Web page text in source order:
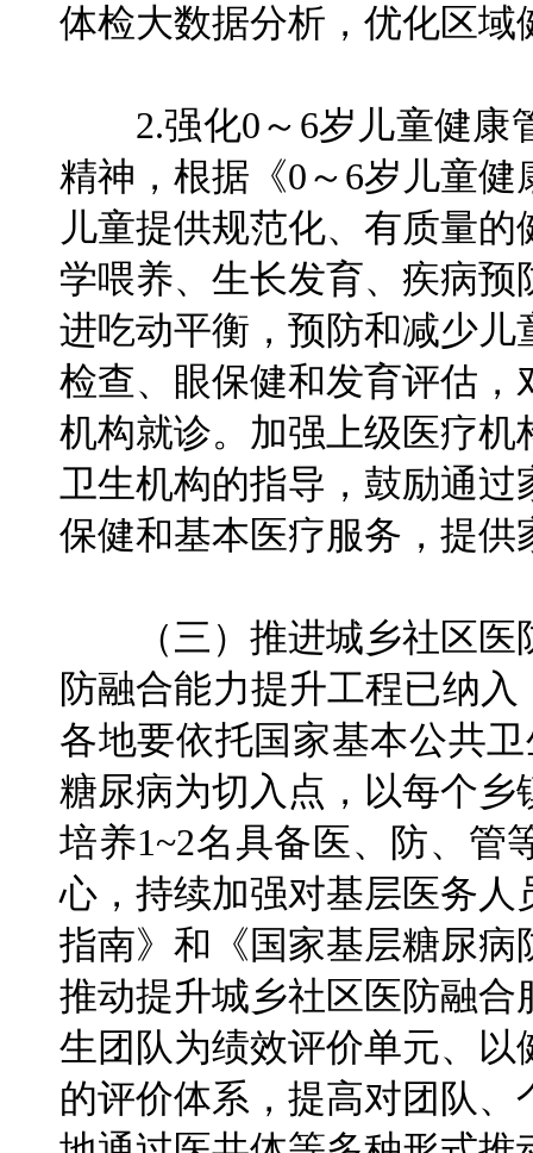
体检大数据分析，优化区域
2.强化0～6岁儿童健康
精神，根据《0～6岁儿童
儿童提供规范化、有质量
学喂养、生长发育、疾病
进吃动平衡，预防和减少
检查、眼保健和发育评估
机构就诊。加强上级医疗
卫生机构的指导，鼓励通
保健和基本医疗服务，提
（三）推进城乡社区医
防融合能力提升工程已纳
各地要依托国家基本公共
糖尿病为切入点，以每个
培养1~2名具备医、防、管
心，持续加强对基层医务
指南》和《国家基层糖尿
推动提升城乡社区医防融
生团队为绩效评价单元、
的评价体系，提高对团队